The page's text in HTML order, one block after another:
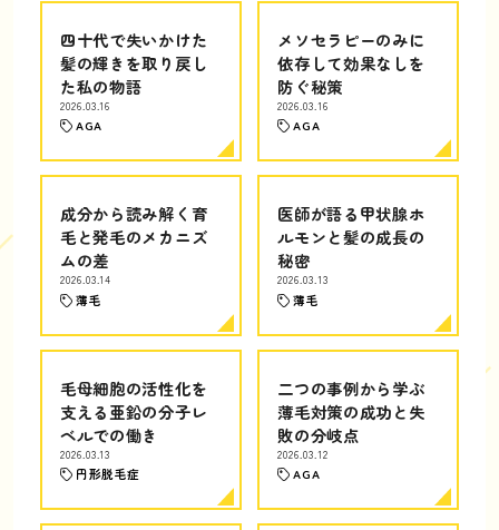
四十代で失いかけた
髪の輝きを取り戻し
た私の物語
2026.03.16
AGA
メソセラピーのみに
依存して効果なしを
防ぐ秘策
2026.03.16
AGA
成分から読み解く育
毛と発毛のメカニズ
ムの差
2026.03.14
薄毛
医師が語る甲状腺ホ
ルモンと髪の成長の
秘密
2026.03.13
薄毛
毛母細胞の活性化を
支える亜鉛の分子レ
ベルでの働き
2026.03.13
円形脱毛症
二つの事例から学ぶ
薄毛対策の成功と失
敗の分岐点
2026.03.12
AGA